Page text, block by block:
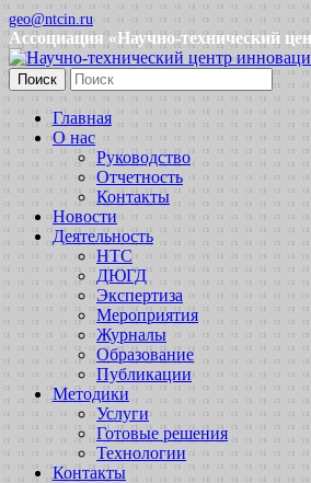
geo@ntcin.ru
Ассоциация «Научно-технический
Поиск
Главная
О нас
Руководство
Отчетность
Контакты
Новости
Деятельность
НТС
ДЮГД
Экспертиза
Мероприятия
Журналы
Образование
Публикации
Методики
Услуги
Готовые решения
Технологии
Контакты